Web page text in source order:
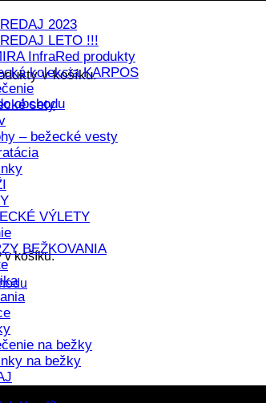
v košíku.
obchodu
v košíku.
2023
LETO !!!
InfraRed produkty
kolekcia KARPOS
sety
– bežecké vesty
VÝLETY
BEŽKOVANIA
na bežky
na bežky